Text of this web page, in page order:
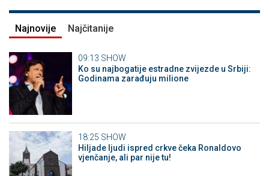
Najnovije Najčitanije
09:13 SHOW
Ko su najbogatije estradne zvijezde u Srbiji:
Godinama zarađuju milione
18:25 SHOW
Hiljade ljudi ispred crkve čeka Ronaldovo
vjenčanje, ali par nije tu!